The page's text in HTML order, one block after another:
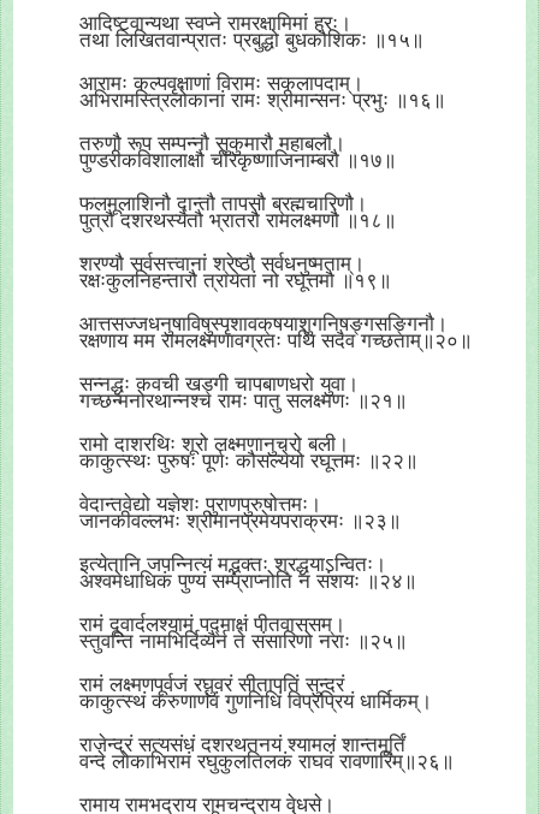
आदिष्टवान्यथा स्वप्ने रामरक्षामिमां हरः।
तथा लिखितवान्प्रातः प्रबुद्धो बुधकौशिकः ॥१५॥
आरामः कल्पवृक्षाणां विरामः सकलापदाम्।
अभिरामस्त्रिलोकानां रामः श्रीमान्सनः प्रभुः ॥१६॥
तरुणौ रूप सम्पन्नौ सुकुमारौ महाबलौ।
पुण्डरीकविशालाक्षौ चीरकृष्णाजिनाम्बरौ ॥१७॥
फलमूलाशिनौ दान्तौ तापसौ ब्रह्मचारिणौ।
पुत्रौ दशरथस्यैतौ भ्रातरौ रामलक्ष्मणौ ॥१८॥
शरण्यौ सर्वसत्त्वानां श्रेष्ठौ सर्वधनुष्मताम्।
रक्षःकुलनिहन्तारौ त्रायेतां नो रघूत्तमौ ॥१९॥
आत्तसज्जधनुषाविषुस्पृशावक्षयाशुगनिषङ्गसङ्गिनौ।
रक्षणाय मम रामलक्ष्मणावग्रतः पथि सदैव गच्छताम्॥२०॥
सन्नद्धः कवची खड्गी चापबाणधरो युवा।
गच्छन्मनोरथान्नश्च रामः पातु सलक्ष्मणः ॥२१॥
रामो दाशरथिः शूरो लक्ष्मणानुचरो बली।
काकुत्स्थः पुरुषः पूर्णः कौसल्येयो रघूत्तमः ॥२२॥
वेदान्तवेद्यो यज्ञेशः पुराणपुरुषोत्तमः।
जानकीवल्लभः श्रीमानप्रमेयपराक्रमः ॥२३॥
इत्येतानि जपन्नित्यं मद्भक्तः श्रद्धयाऽन्वितः।
अश्वमेधाधिकं पुण्यं सम्प्राप्नोति न संशयः ॥२४॥
रामं दूवार्दलश्यामं पद्माक्षं पीतवाससम्।
स्तुवन्ति नामभिर्दिव्यैर्न ते संसारिणो नराः ॥२५॥
रामं लक्ष्मणपूर्वजं रघुवरं सीतापतिं सुन्दरं
काकुत्स्थं करुणार्णवं गुणनिधिं विप्रप्रियं धार्मिकम्।
राजेन्द्रं सत्यसंधं दशरथतनयं श्यामलं शान्तमूर्तिं
वन्दे लोकाभिरामं रघुकुलतिलकं राघवं रावणारिम्॥२६॥
रामाय रामभद्राय रामचन्द्राय वेधसे।